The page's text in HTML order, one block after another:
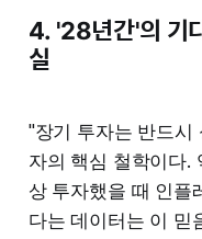
4. '28년간'의 기
실
"장기 투자는 반드시
자의 핵심 철학이다.
상 투자했을 때 인플
다는 데이터는 이 믿